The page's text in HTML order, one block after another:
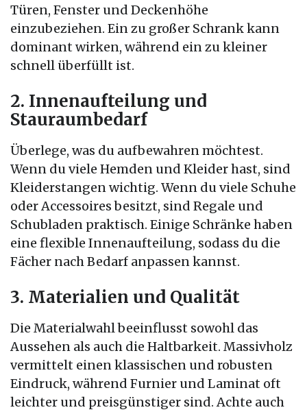
Türen, Fenster und Deckenhöhe
einzubeziehen. Ein zu großer Schrank kann
dominant wirken, während ein zu kleiner
schnell überfüllt ist.
2. Innenaufteilung und
Stauraumbedarf
Überlege, was du aufbewahren möchtest.
Wenn du viele Hemden und Kleider hast, sind
Kleiderstangen wichtig. Wenn du viele Schuhe
oder Accessoires besitzt, sind Regale und
Schubladen praktisch. Einige Schränke haben
eine flexible Innenaufteilung, sodass du die
Fächer nach Bedarf anpassen kannst.
3. Materialien und Qualität
Die Materialwahl beeinflusst sowohl das
Aussehen als auch die Haltbarkeit. Massivholz
vermittelt einen klassischen und robusten
Eindruck, während Furnier und Laminat oft
leichter und preisgünstiger sind. Achte auch